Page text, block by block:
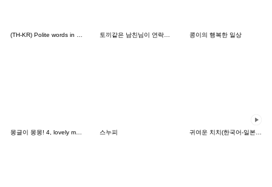
콩이의 행복한 일상
몽글이 몽몽! 4, lovely mongmong 스누피 귀여운 치치(한국어-일본어)